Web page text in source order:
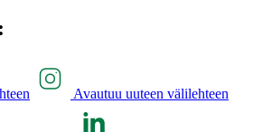
Avautuu uuteen välilehteen